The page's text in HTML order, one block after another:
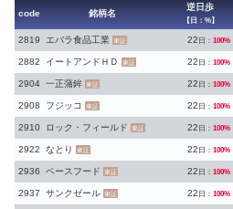
code 銘柄名
逆日歩
【日：%】
2819
エバラ食品工業 東証 22 日： 100%
2882 イートアンドＨＤ 東証 22 日： 100%
2904 一正蒲鉾 東証 22 日： 100%
2908 フジッコ 東証 22 日： 100%
2910 ロック・フィールド 東証 22 日： 100%
2922 なとり 東証 22 日： 100%
2936 ベースフード 東証 22 日： 100%
2937 サンクゼール 東証 22 日： 100%